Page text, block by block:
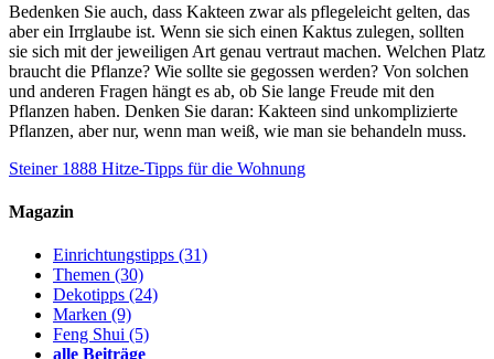
Bedenken Sie auch, dass Kakteen zwar als pflegeleicht gelten, das
aber ein Irrglaube ist. Wenn sie sich einen Kaktus zulegen, sollten
sie sich mit der jeweiligen Art genau vertraut machen. Welchen Platz
braucht die Pflanze? Wie sollte sie gegossen werden? Von solchen
und anderen Fragen hängt es ab, ob Sie lange Freude mit den
Pflanzen haben. Denken Sie daran: Kakteen sind unkomplizierte
Pflanzen, aber nur, wenn man weiß, wie man sie behandeln muss.
Steiner 1888 Hitze-Tipps für die Wohnung
Magazin
Einrichtungstipps (31)
Themen (30)
Dekotipps (24)
Marken (9)
Feng Shui (5)
alle Beiträge